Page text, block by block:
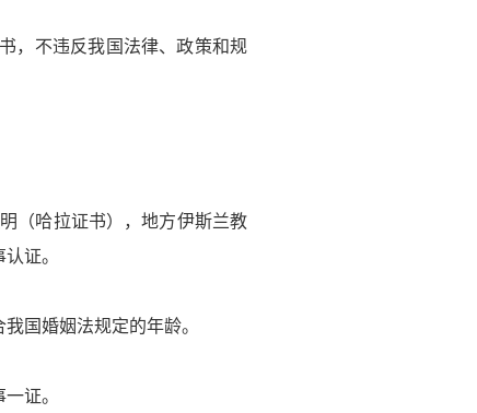
，不违反我国法律、政策和规
（哈拉证书），地方伊斯兰教
证。
国婚姻法规定的年龄。
证。